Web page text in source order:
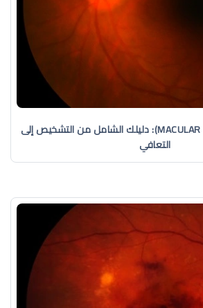
الثقب البقعي (MACULAR HOLE): دليلك الشامل من التشخيص إلى
التعافي